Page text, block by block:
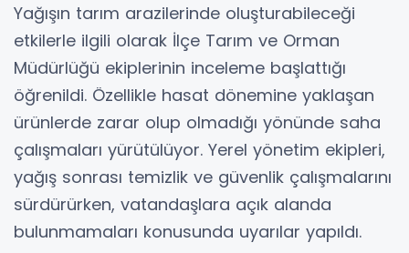
Yağışın tarım arazilerinde oluşturabileceği
etkilerle ilgili olarak İlçe Tarım ve Orman
Müdürlüğü ekiplerinin inceleme başlattığı
öğrenildi. Özellikle hasat dönemine yaklaşan
ürünlerde zarar olup olmadığı yönünde saha
çalışmaları yürütülüyor. Yerel yönetim ekipleri,
yağış sonrası temizlik ve güvenlik çalışmalarını
sürdürürken, vatandaşlara açık alanda
bulunmamaları konusunda uyarılar yapıldı.